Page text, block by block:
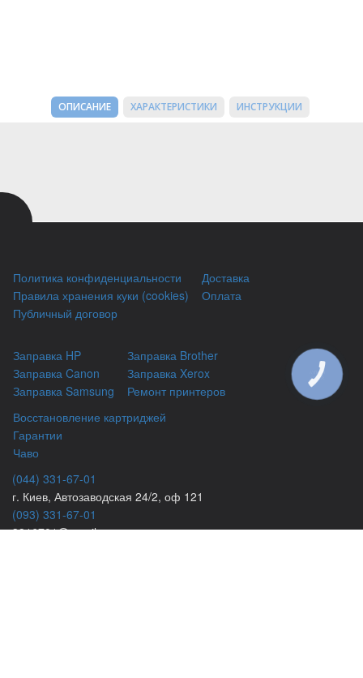
ОПИСАНИЕ ХАРАКТЕРИСТИКИ ИНСТРУКЦИИ
Политика конфиденциальности
Правила хранения куки (cookies)
Публичный договор
Доставка
Оплата
Заправка HP
Заправка Canon
Заправка Samsung
Заправка Brother
Заправка Xerox
Ремонт принтеров
Восстановление картриджей
Гарантии
Чаво
(044) 331-67-01
г. Киев, Автозаводская 24/2, оф 121
(093) 331-67-01
3316701@gmail.com
КНОПКА
ЗВ'ЯЗКУ